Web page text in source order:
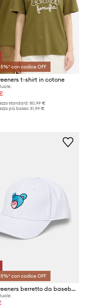
con codice OFF
t-shirt in cotone
standard:80,99 €
più basso:51,99 €
con codice OFF
Inbetweeners berretto da baseball in cotone